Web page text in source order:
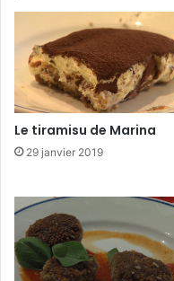
Le tiramisu de Marina
29 janvier 2019